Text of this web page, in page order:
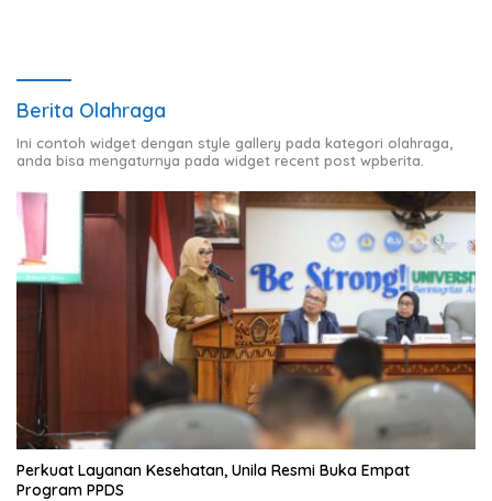
Berita Olahraga
Ini contoh widget dengan style gallery pada kategori olahraga,
anda bisa mengaturnya pada widget recent post wpberita.
Perkuat Layanan Kesehatan, Unila Resmi Buka Empat
Program PPDS